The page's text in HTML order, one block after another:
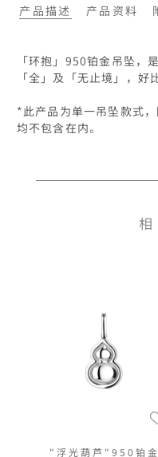
产品描述 产品资料
「环抱」950铂金吊坠，
「全」及「无止境」，好
*此产品为单一吊坠款式
均不包含在内。
"浮光葫芦"950铂金